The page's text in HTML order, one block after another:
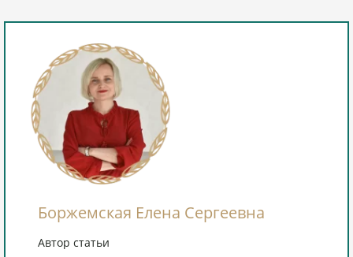
Боржемская Елена Сергеевна
Автор статьи